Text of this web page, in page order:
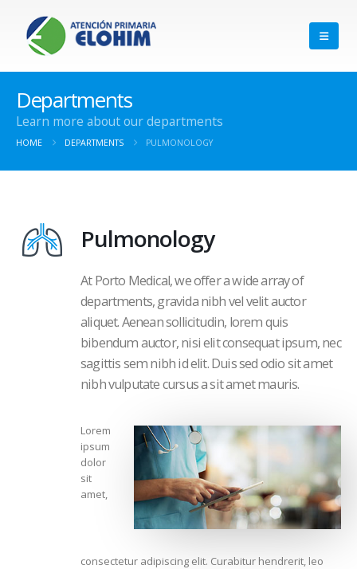
Departments
Learn more about our departments
HOME DEPARTMENTS PULMONOLOGY
Pulmonology
At Porto Medical, we offer a wide array of
departments, gravida nibh vel velit auctor
aliquet. Aenean sollicitudin, lorem quis
bibendum auctor, nisi elit consequat ipsum, nec
sagittis sem nibh id elit. Duis sed odio sit amet
nibh vulputate cursus a sit amet mauris.
Lorem
ipsum
dolor
sit
amet,
consectetur adipiscing elit. Curabitur hendrerit, leo